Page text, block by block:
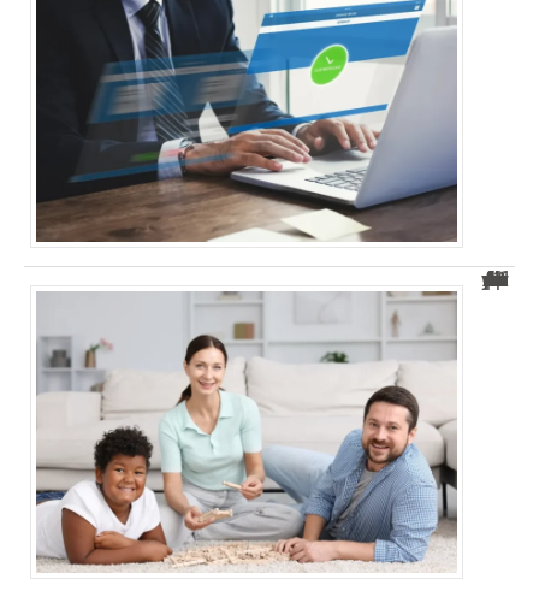
Apprenti rattaché au foyer fiscal des parents : accédez à la prime d’activité